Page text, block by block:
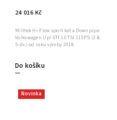
24 016 Kč
Do košíku
Milltek Hi-Flow sport kat a Downpipe
Volkswagen Up! GTI 1.0TSI 115PS (3 &
5-dv.) od roku výroby 2018
Novinka